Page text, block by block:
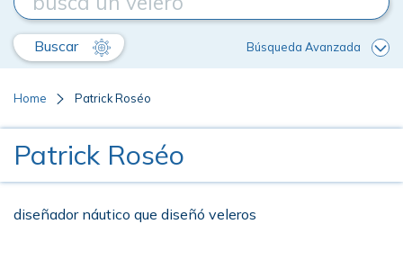
Buscar Búsqueda Avanzada
Home Patrick Roséo
Patrick Roséo
diseñador náutico que diseñó veleros